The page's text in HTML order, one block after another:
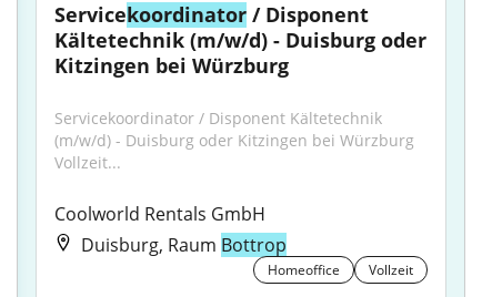
Servicekoordinator / Disponent
Kältetechnik (m/w/d) - Duisburg oder
Kitzingen bei Würzburg
Servicekoordinator / Disponent Kältetechnik
(m/w/d) - Duisburg oder Kitzingen bei Würzburg
Vollzeit...
Coolworld Rentals GmbH
Duisburg, Raum Bottrop
Homeoffice Vollzeit